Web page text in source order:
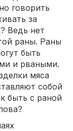
говорить
за
Ведь нет
раны. Раны
быть
и рваными.
мяса
собой
быть с раной